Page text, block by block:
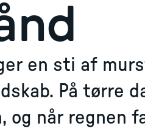
en sti af
På tørre
og når regnen